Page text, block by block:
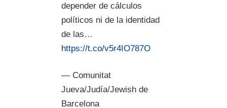
depender de cálculos
políticos ni de la identidad
de las…
https://t.co/v5r4IO787O
— Comunitat
Jueva/Judía/Jewish de
Barcelona